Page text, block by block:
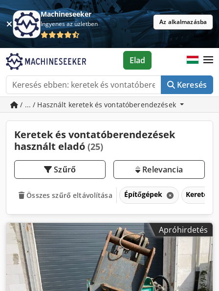
Machineseeker
Ingyenes az üzletben Az alkalmazásba
Keresés
Elad
/ ... / Használt keretek és vontatóberendezések
Keretek és vontatóberendezések
használt eladó (25)
Szűrő Relevancia
Összes szűrő eltávolítása Építőgépek Keretek
Apróhirdetés